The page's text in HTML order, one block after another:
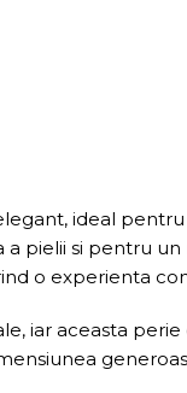
ideal
pielii si pentru
o experienta
iar aceasta